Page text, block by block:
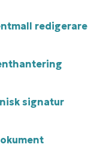
redigerare
signatur